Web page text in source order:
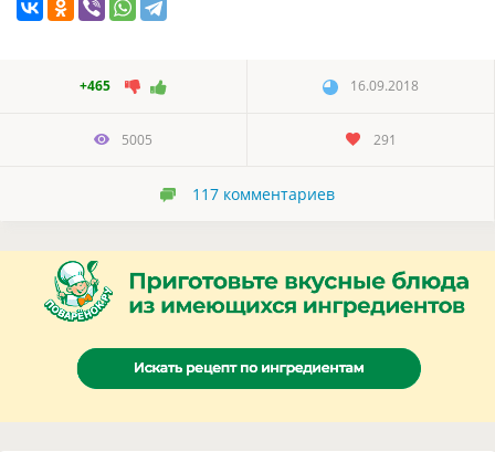
+465 16.09.2018
5005 291
117 комментариев